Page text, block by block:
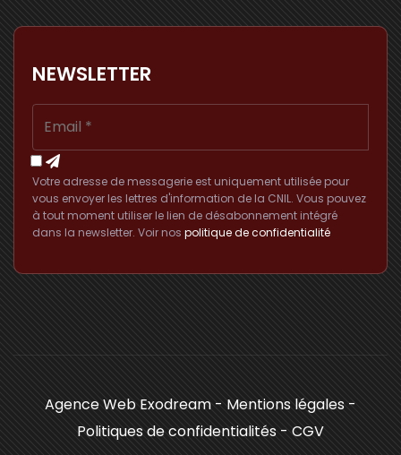
NEWSLETTER
Votre adresse de messagerie est uniquement utilisée pour
vous envoyer les lettres d'information de la CNIL. Vous pouvez
à tout moment utiliser le lien de désabonnement intégré
dans la newsletter. Voir nos politique de confidentialité
Agence Web Exodream - Mentions légales -
Politiques de confidentialités - CGV